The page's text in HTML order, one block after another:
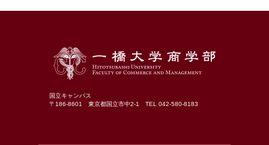
国立キャンパス
〒186-8601 東京都国立市中2-1 TEL 042-580-8183